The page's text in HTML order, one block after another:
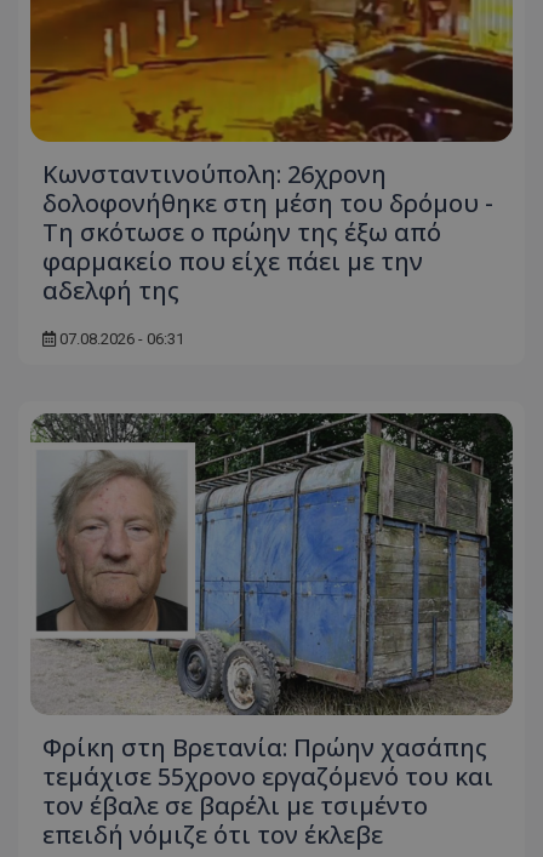
Κωνσταντινούπολη: 26χρονη
δολοφονήθηκε στη μέση του δρόμου -
Τη σκότωσε ο πρώην της έξω από
φαρμακείο που είχε πάει με την
αδελφή της
07.08.2026 - 06:31
Φρίκη στη Βρετανία: Πρώην χασάπης
τεμάχισε 55χρονο εργαζόμενό του και
τον έβαλε σε βαρέλι με τσιμέντο
επειδή νόμιζε ότι τον έκλεβε